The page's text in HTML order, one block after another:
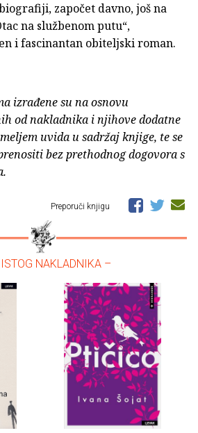
započet davno, još na
na službenom putu“,
i fascinantan obiteljski roman.
izrađene su na osnovu
od nakladnika i njihove dodatne
uvida u sadržaj knjige, te se
bez prethodnog dogovora s
Preporuči knjigu
NAKLADNIKA –